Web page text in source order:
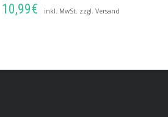
10,99€
Preisspanne:
inkl. MwSt. zzgl. Versand